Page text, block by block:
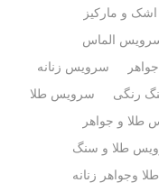
و مارکیز
الماس
سرویس زنانه
رنگی
سرویس طلا
طلا و جواهر
طلا و سنگ
وجواهر زنانه